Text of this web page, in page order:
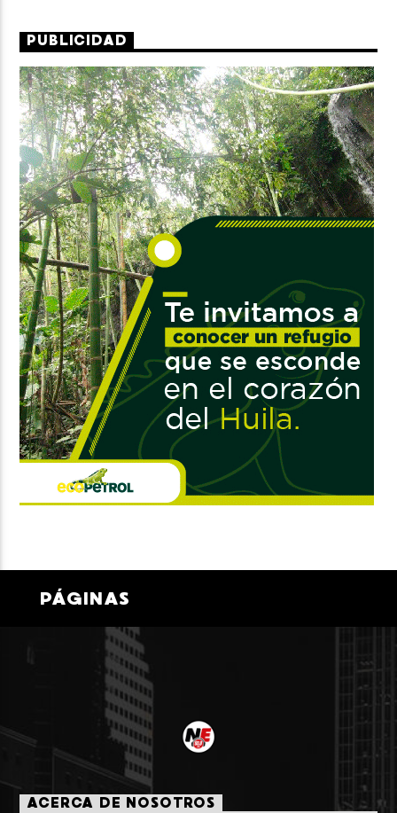
PUBLICIDAD
PÁGINAS
ACERCA DE NOSOTROS